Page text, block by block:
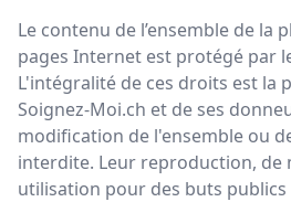
Le contenu de l’ensemble de la
pages Internet est protégé par
L'intégralité de ces droits est la
Soignez-Moi.ch et de ses
modification de l'ensemble ou
interdite. Leur reproduction, de
utilisation pour des buts